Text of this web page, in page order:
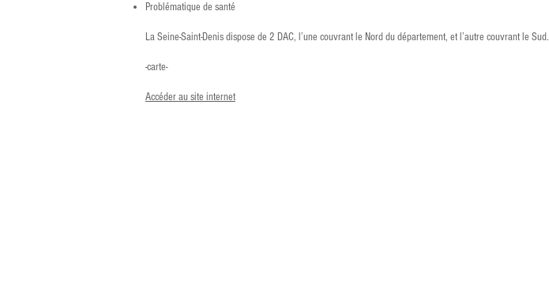
Problématique de santé
La Seine-Saint-Denis dispose de 2 DAC, l’une couvrant le Nord du département, et l’autre couvrant le Sud.
-carte-
Accéder au site internet